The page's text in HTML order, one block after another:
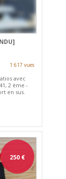
1 617 vues
avec
2 ème -
en sus.
250€